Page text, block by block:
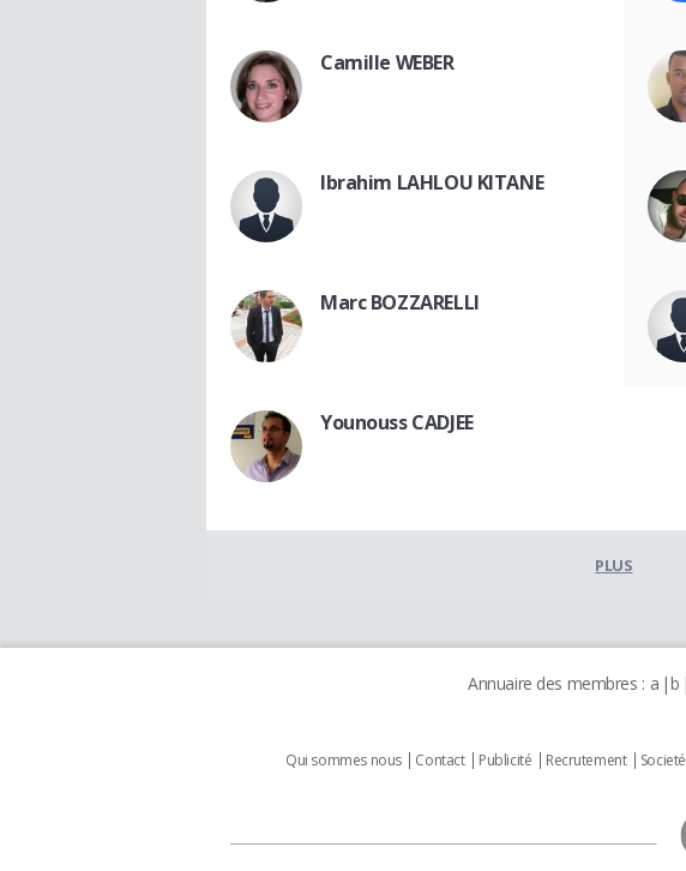
Camille WEBER
Ibrahim LAHLOU KITANE
Marc BOZZARELLI
Younouss CADJEE
PLUS
Annuaire des membres : a b
Qui sommes nous Contact Publicité Recrutement Societé